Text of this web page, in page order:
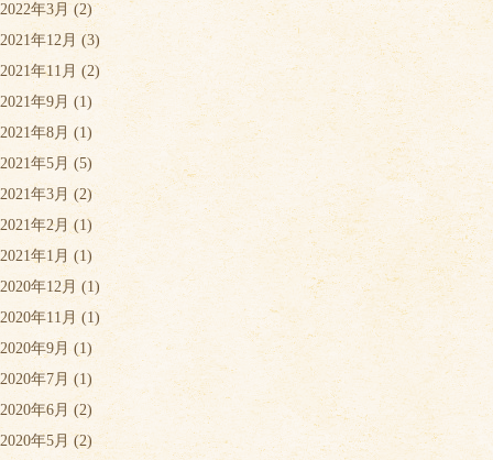
2022年3月(2)
2021年12月 (3)
2021年11月 (2)
2021年9月 (1)
2021年8月 (1)
2021年5月 (5)
2021年3月 (2)
2021年2月 (1)
2021年1月 (1)
2020年12月 (1)
2020年11月 (1)
2020年9月(1)
2020年7月 (1)
2020年6月 (2)
2020年5月 (2)